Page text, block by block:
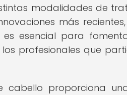
modalidades de
más
esencial para
profesionales que
cabello proporciona